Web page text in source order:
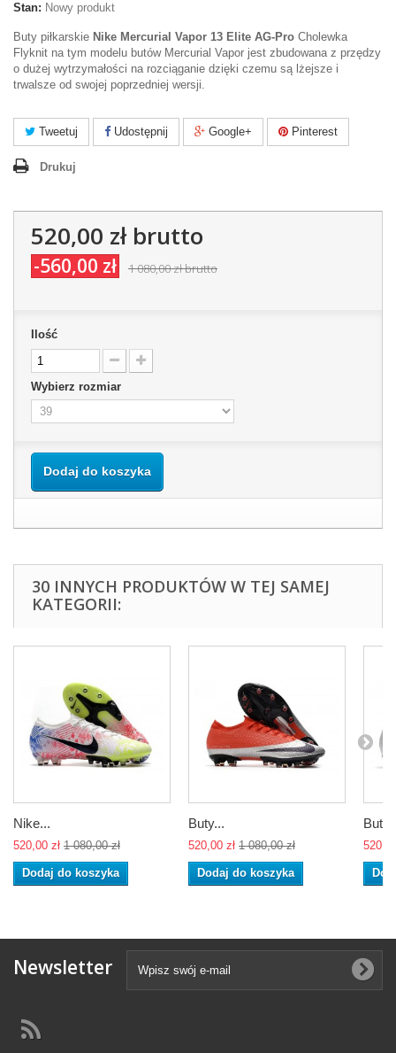
Stan: Nowy produkt
Buty piłkarskie Nike Mercurial Vapor 13 Elite AG-Pro Cholewka
Flyknit na tym modelu butów Mercurial Vapor jest zbudowana z przędzy
o dużej wytrzymałości na rozciąganie dzięki czemu są lżejsze i
trwalsze od swojej poprzedniej wersji.
Tweetuj Udostępnij Google+ Pinterest
Drukuj
520,00 złbrutto
-560,00 zł 1 080,00 złbrutto
Ilość
Wybierz rozmiar
Dodaj do koszyka
30 INNYCH PRODUKTÓW W TEJ SAMEJ
KATEGORII:
Nike...
520,00 zł 1 080,00 zł
Dodaj do koszyka
Buty...
520,00 zł 1 080,00 zł
Dodaj do koszyka
Buty
Newsletter